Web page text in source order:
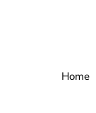
Home